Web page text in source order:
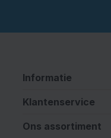
Informatie
Klantenservice
Ons assortiment